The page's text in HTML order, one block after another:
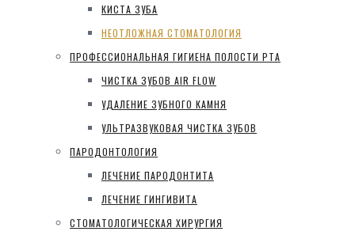
КИСТА ЗУБА
НЕОТЛОЖНАЯ СТОМАТОЛОГИЯ
ПРОФЕССИОНАЛЬНАЯ ГИГИЕНА ПОЛОСТИ РТА
ЧИСТКА ЗУБОВ AIR FLOW
УДАЛЕНИЕ ЗУБНОГО КАМНЯ
УЛЬТРАЗВУКОВАЯ ЧИСТКА ЗУБОВ
ПАРОДОНТОЛОГИЯ
ЛЕЧЕНИЕ ПАРОДОНТИТА
ЛЕЧЕНИЕ ГИНГИВИТА
СТОМАТОЛОГИЧЕСКАЯ ХИРУРГИЯ